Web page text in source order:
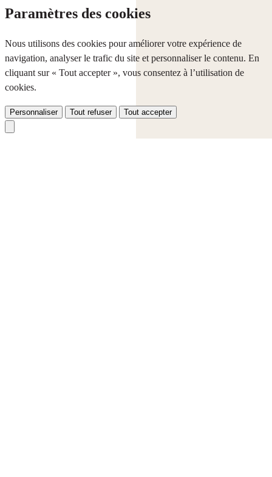
Paramètres des cookies
Nous utilisons des cookies pour améliorer votre expérience de
navigation, analyser le trafic du site et personnaliser le contenu. En
cliquant sur « Tout accepter », vous consentez à l’utilisation de
cookies.
Personnaliser Tout refuser Tout accepter